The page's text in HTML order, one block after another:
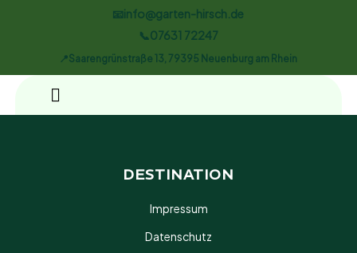
📧info@garten-hirsch.de
📞07631 72247
📍Saarengrünstraße 13, 79395 Neuenburg am Rhein
DESTINATION
Impressum
Datenschutz